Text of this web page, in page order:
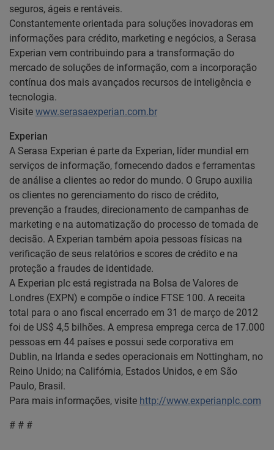
seguros, ágeis e rentáveis.
Constantemente orientada para soluções inovadoras em
informações para crédito, marketing e negócios, a Serasa
Experian vem contribuindo para a transformação do
mercado de soluções de informação, com a incorporação
contínua dos mais avançados recursos de inteligência e
tecnologia.
Visite www.serasaexperian.com.br
Experian
A Serasa Experian é parte da Experian, líder mundial em
serviços de informação, fornecendo dados e ferramentas
de análise a clientes ao redor do mundo. O Grupo auxilia
os clientes no gerenciamento do risco de crédito,
prevenção a fraudes, direcionamento de campanhas de
marketing e na automatização do processo de tomada de
decisão. A Experian também apoia pessoas físicas na
verificação de seus relatórios e scores de crédito e na
proteção a fraudes de identidade.
A Experian plc está registrada na Bolsa de Valores de
Londres (EXPN) e compõe o índice FTSE 100. A receita
total para o ano fiscal encerrado em 31 de março de 2012
foi de US$ 4,5 bilhões. A empresa emprega cerca de 17.000
pessoas em 44 países e possui sede corporativa em
Dublin, na Irlanda e sedes operacionais em Nottingham, no
Reino Unido; na Califórnia, Estados Unidos, e em São
Paulo, Brasil.
Para mais informações, visite http://www.experianplc.com
# # #